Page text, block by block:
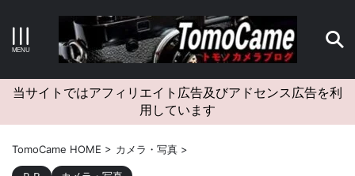
キーワードで検索する
カテゴリー
当サイトではアフィリエイト広告及びアドセンス広告を利
用しています
TomoCame HOME > カメラ・写真 >